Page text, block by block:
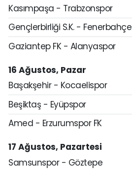
Kasımpaşa - Trabzonspor
Gençlerbirliği S.K. - Fenerbahçe
Gaziantep FK - Alanyaspor
16 Ağustos, Pazar
Başakşehir - Kocaelispor
Beşiktaş - Eyüpspor
Amed - Erzurumspor FK
17 Ağustos, Pazartesi
Samsunspor - Göztepe